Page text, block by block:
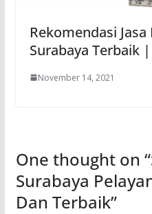
Rekomendasi
Surabaya Terbaik
November 14, 2021
One thought on “
Surabaya
Dan Terbaik”